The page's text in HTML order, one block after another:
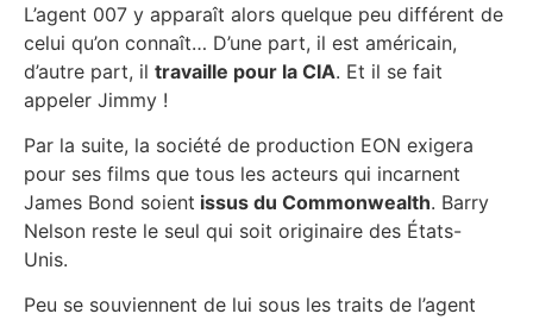
L’agent 007 y apparaît alors quelque peu différent de
celui qu’on connaît… D’une part, il est américain,
d’autre part, il travaille pour la CIA. Et il se fait
appeler Jimmy !
Par la suite, la société de production EON exigera
pour ses films que tous les acteurs qui incarnent
James Bond soient issus du Commonwealth. Barry
Nelson reste le seul qui soit originaire des États-
Unis.
Peu se souviennent de lui sous les traits de l’agent